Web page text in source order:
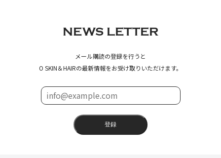
NEWS LETTER
メール購読の登録を行うと
O SKIN＆HAIRの最新情報をお受け取りいただけます。
登録